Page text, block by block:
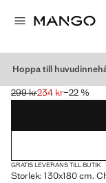
Hoppa till
FILT MED
Ursprungligt pris
299 kr
Gällande pris [234 kr ]
234 kr−22 %
Välj en färg
GRATIS LEVERANS TILL BUTIK
Storlek: 130x180 cm.